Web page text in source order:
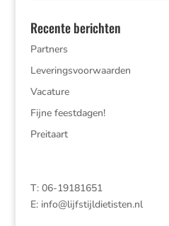
Recente berichten
Partners
Leveringsvoorwaarden
Vacature
Fijne feestdagen!
Preitaart
T: 06-19181651
E: info@lijfstijldietisten.nl